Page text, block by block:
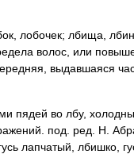
лобочек; лбища,
волос, или
выдавшаяся
пядей во лбу,
под. ред. Н.
лапчатый, лбишко,